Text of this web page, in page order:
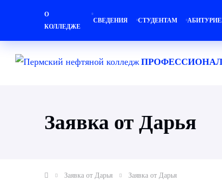
О
КОЛЛЕДЖЕ
СВЕДЕНИЯ СТУДЕНТАМ
Заявка от Дарья
Заявка от Дарья Заявка от Дарья